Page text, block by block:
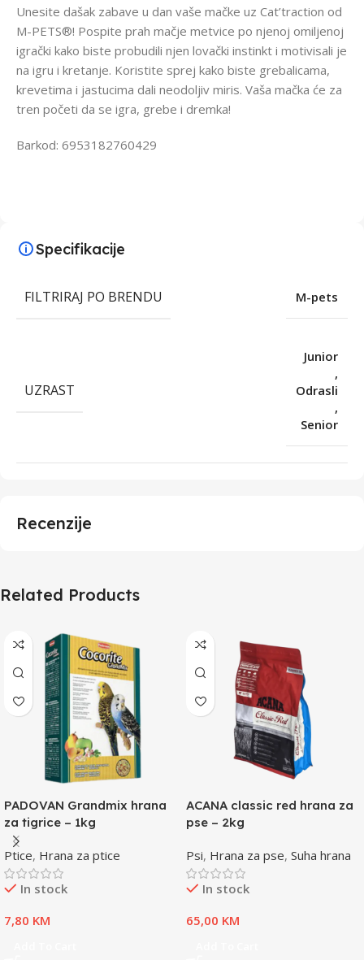
Unesite dašak zabave u dan vaše mačke uz Cat’traction od
M-PETS®! Pospite prah mačje metvice po njenoj omiljenoj
igrački kako biste probudili njen lovački instinkt i motivisali je
na igru i kretanje. Koristite sprej kako biste grebalicama,
krevetima i jastucima dali neodoljiv miris. Vaša mačka će za
tren početi da se igra, grebe i dremka!
Barkod: 6953182760429
Specifikacije
FILTRIRAJ PO BRENDU M-pets
UZRAST
Junior
,
Odrasli
,
Senior
Recenzije
Related Products
PADOVAN Grandmix hrana
za tigrice – 1kg
Ptice, Hrana za ptice
In stock
7,80 KM
ACANA classic red hrana za
pse – 2kg
Psi, Hrana za pse, Suha hrana
In stock
65,00 KM